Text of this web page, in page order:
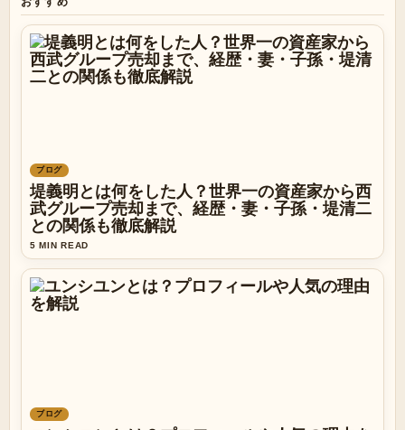
ブログ
堤義明とは何をした人？世界一の資産家から西
武グループ売却まで、経歴・妻・子孫・堤清二
との関係も徹底解説
5 MIN READ
ブログ